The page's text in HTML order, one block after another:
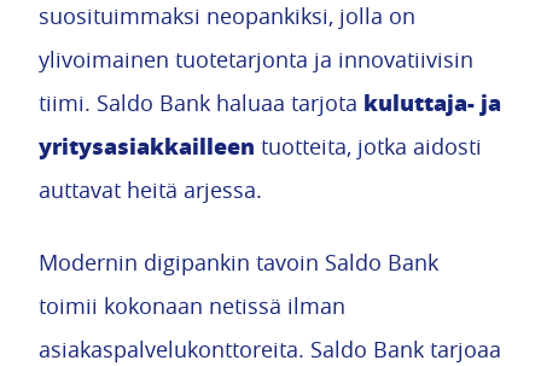
suosituimmaksi neopankiksi, jolla on
ylivoimainen tuotetarjonta ja innovatiivisin
tiimi. Saldo Bank haluaa tarjota kuluttaja- ja
yritysasiakkailleen tuotteita, jotka aidosti
auttavat heitä arjessa.
Modernin digipankin tavoin Saldo Bank
toimii kokonaan netissä ilman
asiakaspalvelukonttoreita. Saldo Bank tarjoaa